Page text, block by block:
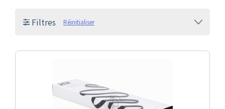
Filtres Réinitialiser